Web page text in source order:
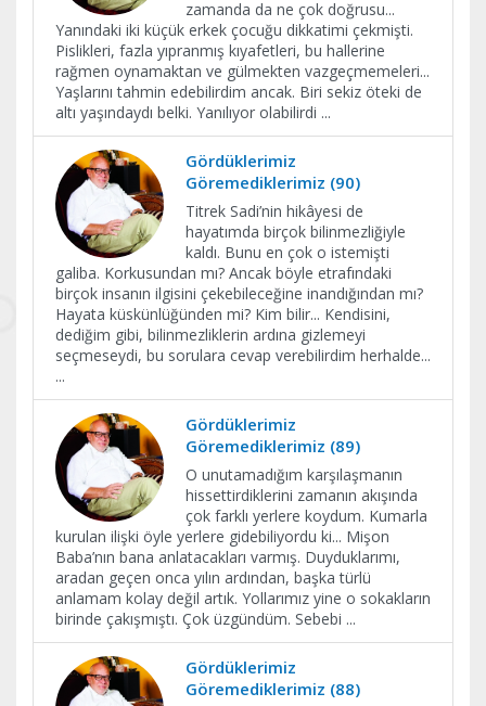
zamanda da ne çok doğrusu...
Yanındaki iki küçük erkek çocuğu dikkatimi çekmişti.
Pislikleri, fazla yıpranmış kıyafetleri, bu hallerine
rağmen oynamaktan ve gülmekten vazgeçmemeleri...
Yaşlarını tahmin edebilirdim ancak. Biri sekiz öteki de
altı yaşındaydı belki. Yanılıyor olabilirdi ...
Gördüklerimiz
Göremediklerimiz (90)
Titrek Sadi’nin hikâyesi de
hayatımda birçok bilinmezliğiyle
kaldı. Bunu en çok o istemişti
galiba. Korkusundan mı? Ancak böyle etrafındaki
birçok insanın ilgisini çekebileceğine inandığından mı?
Hayata küskünlüğünden mi? Kim bilir... Kendisini,
dediğim gibi, bilinmezliklerin ardına gizlemeyi
seçmeseydi, bu sorulara cevap verebilirdim herhalde...
...
Gördüklerimiz
Göremediklerimiz (89)
O unutamadığım karşılaşmanın
hissettirdiklerini zamanın akışında
çok farklı yerlere koydum. Kumarla
kurulan ilişki öyle yerlere gidebiliyordu ki... Mişon
Baba’nın bana anlatacakları varmış. Duyduklarımı,
aradan geçen onca yılın ardından, başka türlü
anlamam kolay değil artık. Yollarımız yine o sokakların
birinde çakışmıştı. Çok üzgündüm. Sebebi ...
Gördüklerimiz
Göremediklerimiz (88)